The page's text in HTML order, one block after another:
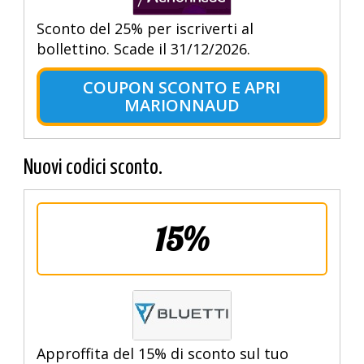
Sconto del 25% per iscriverti al
bollettino. Scade il 31/12/2026.
COUPON SCONTO E APRI
MARIONNAUD
Nuovi codici sconto.
15%
Approffita del 15% di sconto sul tuo